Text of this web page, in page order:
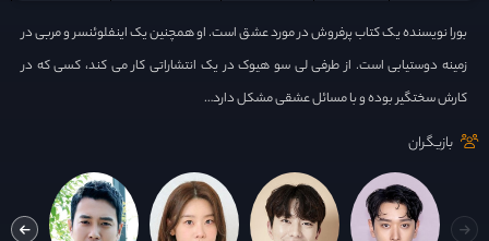
بورا نویسنده یک کتاب پرفروش در مورد عشق است. او همچنین یک اینفلوئنسر و مربی در
زمینه دوستیابی است. از طرفی لی سو هیوک در یک انتشاراتی کار می کند، کسی که در
کارش سختگیر بوده و با مسائل عشقی مشکل دارد…
بازیگران